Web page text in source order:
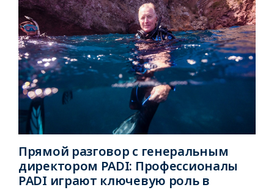
Прямой разговор с генеральным
директором PADI: Профессионалы
PADI играют ключевую роль в